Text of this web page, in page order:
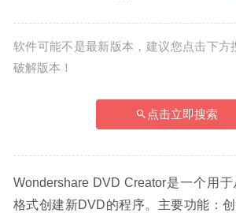
软件可能不是最新版本，建议您点击下方
破解版本！
点击立即搜索
Wondershare DVD Creator是一个用
格式创建新DVD的程序。主要功能：